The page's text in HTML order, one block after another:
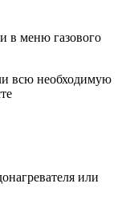
в меню газового
всю необходимую
или